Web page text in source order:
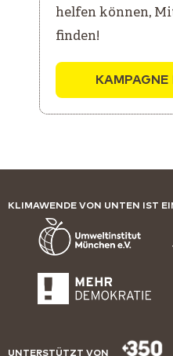
helfen können,
finden!
KAMPAGNE
KLIMAWENDE VON UNTEN IST
UNTERSTÜTZT VON